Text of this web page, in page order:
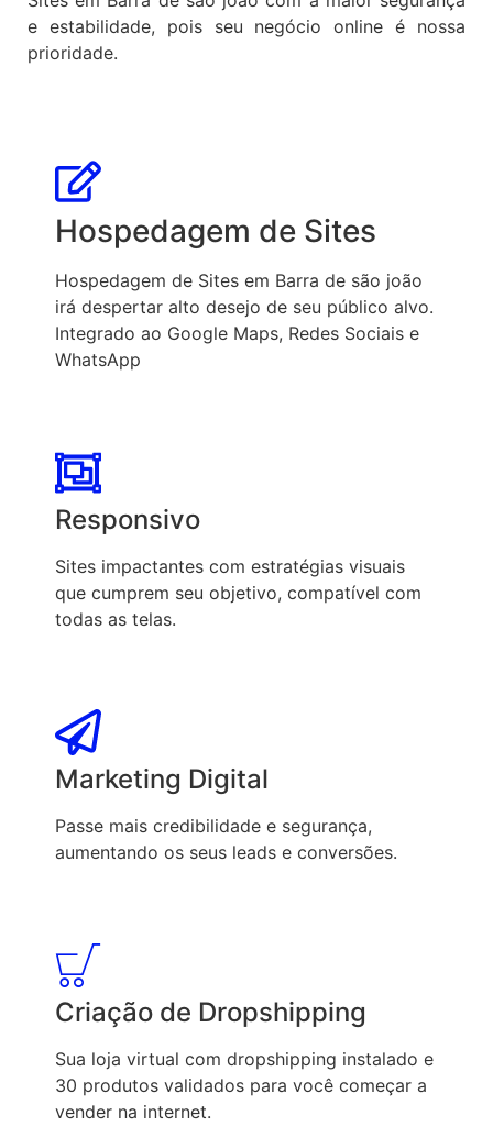
e estabilidade, pois seu negócio online é nossa
prioridade.
Hospedagem de Sites
Hospedagem de Sites em Barra de são joão
irá despertar alto desejo de seu público alvo.
Integrado ao Google Maps, Redes Sociais e
WhatsApp
Responsivo
Sites impactantes com estratégias visuais
que cumprem seu objetivo, compatível com
todas as telas.
Marketing Digital
Passe mais credibilidade e segurança,
aumentando os seus leads e conversões.
Criação de Dropshipping
Sua loja virtual com dropshipping instalado e
30 produtos validados para você começar a
vender na internet.